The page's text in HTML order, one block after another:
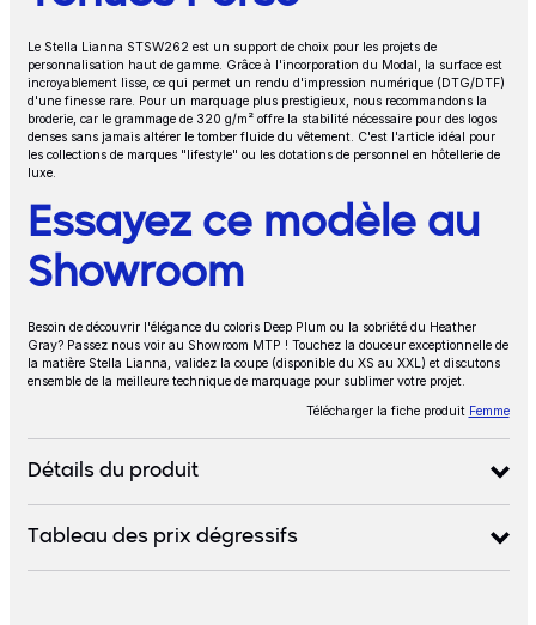
Le Stella Lianna STSW262 est un support de choix pour les projets de
personnalisation haut de gamme. Grâce à l'incorporation du Modal, la surface est
incroyablement lisse, ce qui permet un rendu d'impression numérique (DTG/DTF)
d'une finesse rare. Pour un marquage plus prestigieux, nous recommandons la
broderie, car le grammage de 320 g/m² offre la stabilité nécessaire pour des logos
denses sans jamais altérer le tomber fluide du vêtement. C'est l'article idéal pour
les collections de marques "lifestyle" ou les dotations de personnel en hôtellerie de
luxe.
Essayez ce modèle au
Showroom
Besoin de découvrir l'élégance du coloris Deep Plum ou la sobriété du Heather
Gray? Passez nous voir au Showroom MTP ! Touchez la douceur exceptionnelle de
la matière Stella Lianna, validez la coupe (disponible du XS au XXL) et discutons
ensemble de la meilleure technique de marquage pour sublimer votre projet.
Télécharger la fiche produit Femme
Détails du produit
Tableau des prix dégressifs